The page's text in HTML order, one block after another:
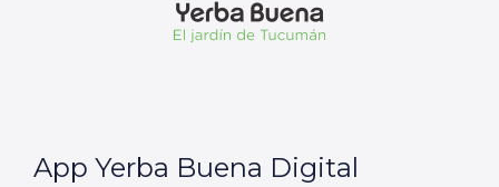
App Yerba Buena Digital